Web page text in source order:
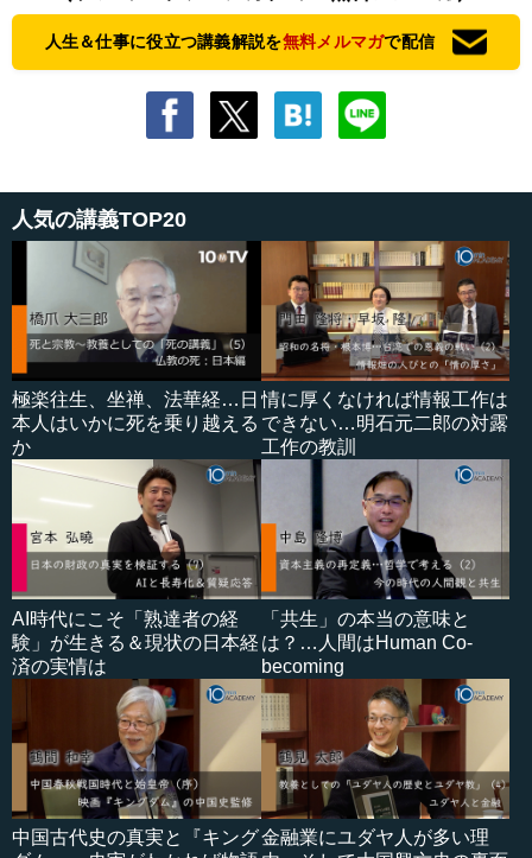
人生＆仕事に役立つ講義解説を無料メルマガで配信
人気の講義TOP20
極楽往生、坐禅、法華経…日
本人はいかに死を乗り越える
か
情に厚くなければ情報工作は
できない…明石元二郎の対露
工作の教訓
AI時代にこそ「熟達者の経
験」が生きる＆現状の日本経
済の実情は
「共生」の本当の意味と
は？…人間はHuman Co-
becoming
中国古代史の真実と『キング金融業にユダヤ人が多い理